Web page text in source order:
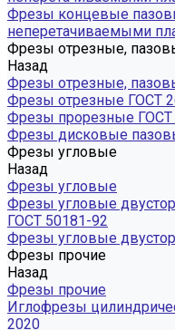
Фрезы концевые
неперетачиваемыми
Фрезы отрезные,
Назад
Фрезы отрезные,
Фрезы отрезные ГОСТ
Фрезы прорезные ГОСТ
Фрезы дисковые
Фрезы угловые
Назад
Фрезы угловые
Фрезы угловые
ГОСТ 50181-92
Фрезы угловые
Фрезы прочие
Назад
Фрезы прочие
Иглофрезы
2020